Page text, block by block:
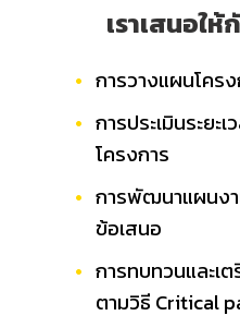
เราเสนอใ
การวางแผนโคร
การประเมินระยะ
โครงการ
การพัฒนาแผนงา
ข้อเสนอ
การทบทวนและเ
ตามวิธี Critical